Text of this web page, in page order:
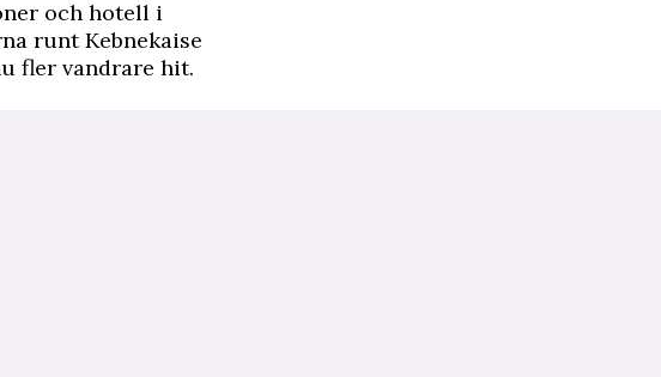
och hotell i
runt Kebnekaise
fler vandrare hit.